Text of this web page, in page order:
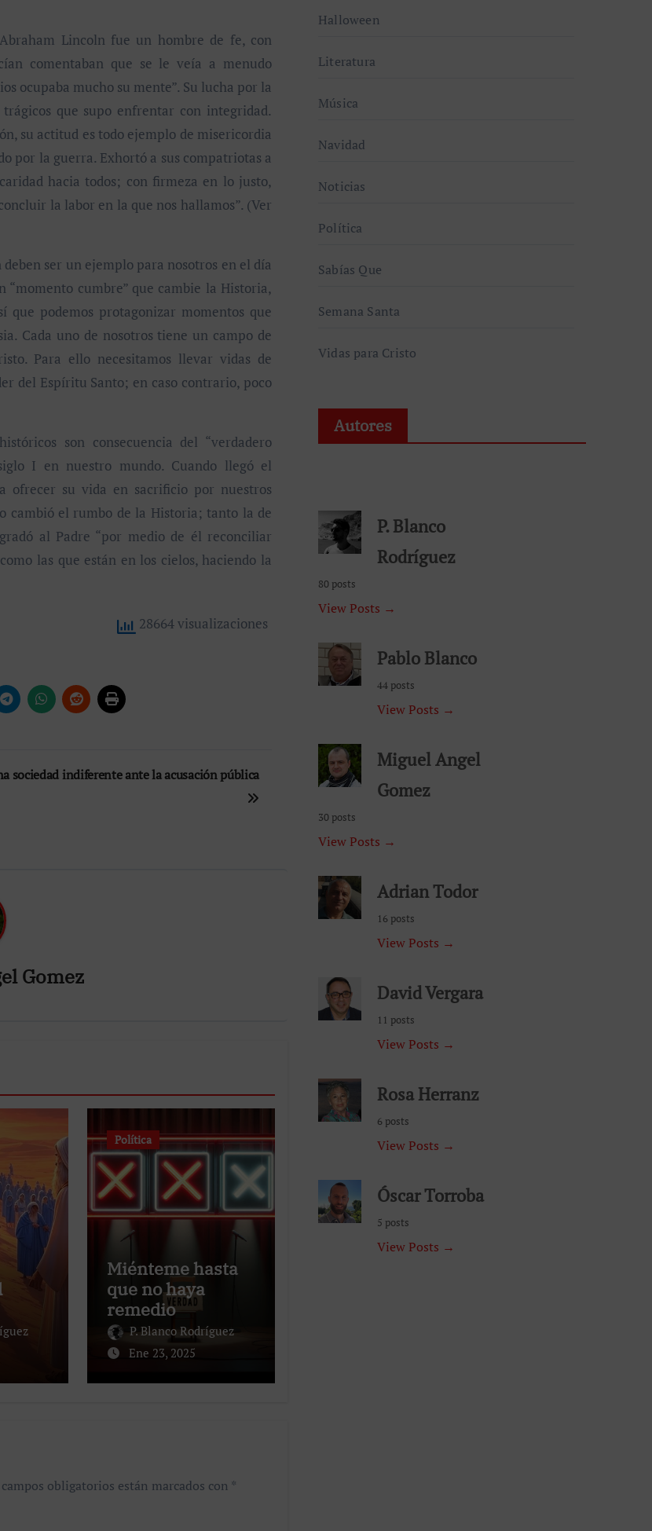
Lincoln fue un hombre de fe, con
comentaban que se le veía a menudo
ocupaba mucho su mente”. Su lucha por la
que supo enfrentar con integridad.
su actitud es todo ejemplo de misericordia
por la guerra. Exhortó a sus compatriotas a
hacia todos; con firmeza en lo justo,
la labor en la que nos hallamos”. (Ver
ser un ejemplo para nosotros en el día
“momento cumbre” que cambie la Historia,
que podemos protagonizar momentos que
Cada uno de nosotros tiene un campo de
Para ello necesitamos llevar vidas de
del Espíritu Santo; en caso contrario, poco
son consecuencia del “verdadero
I en nuestro mundo. Cuando llegó el
ofrecer su vida en sacrificio por nuestros
cambió el rumbo de la Historia; tanto la de
al Padre “por medio de él reconciliar
las que están en los cielos, haciendo la
28664 visualizaciones
sociedad indiferente ante la acusación pública
Gomez
Política
Miénteme hasta
que no haya
remedio
P. Blanco Rodríguez
Ene 23, 2025
obligatorios están marcados con *
Halloween
Literatura
Música
Navidad
Noticias
Política
Sabías Que
Semana Santa
Vidas para Cristo
Autores
P. Blanco
Rodríguez
80 posts
View Posts →
Pablo Blanco
44 posts
View Posts →
Miguel Angel
Gomez
30 posts
View Posts →
Adrian Todor
16 posts
View Posts →
David Vergara
11 posts
View Posts →
Rosa Herranz
6 posts
View Posts →
Óscar Torroba
5 posts
View Posts →